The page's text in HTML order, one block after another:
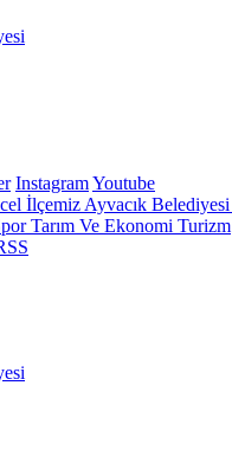
InstagramYoutube
İlçemiz Ayvacık Belediyesi
Tarım Ve Ekonomi Turizm